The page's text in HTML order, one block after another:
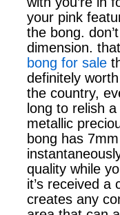
your pink
the bong.
dimension.
bong for sale
definitely
the country,
long to relish
metallic
bong has
quality while
it’s received a
creates any